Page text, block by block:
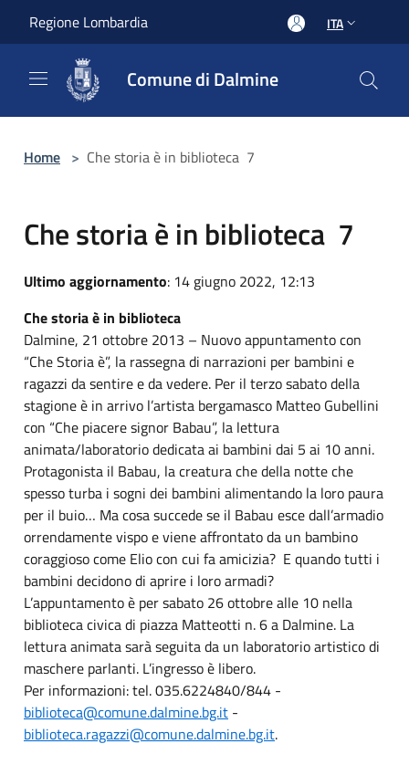
Regione Lombardia ITA
Comune di Dalmine
Home > Che storia è in biblioteca 7
Che storia è in biblioteca 7
Ultimo aggiornamento: 14 giugno 2022, 12:13
Che storia è in biblioteca
Dalmine, 21 ottobre 2013 – Nuovo appuntamento con
“Che Storia è”, la rassegna di narrazioni per bambini e
ragazzi da sentire e da vedere. Per il terzo sabato della
stagione è in arrivo l’artista bergamasco Matteo Gubellini
con “Che piacere signor Babau”, la lettura
animata/laboratorio dedicata ai bambini dai 5 ai 10 anni.
Protagonista il Babau, la creatura che della notte che
spesso turba i sogni dei bambini alimentando la loro paura
per il buio… Ma cosa succede se il Babau esce dall’armadio
orrendamente vispo e viene affrontato da un bambino
coraggioso come Elio con cui fa amicizia? E quando tutti i
bambini decidono di aprire i loro armadi?
L’appuntamento è per sabato 26 ottobre alle 10 nella
biblioteca civica di piazza Matteotti n. 6 a Dalmine. La
lettura animata sarà seguita da un laboratorio artistico di
maschere parlanti. L’ingresso è libero.
Per informazioni: tel. 035.6224840/844 -
biblioteca@comune.dalmine.bg.it -
biblioteca.ragazzi@comune.dalmine.bg.it.